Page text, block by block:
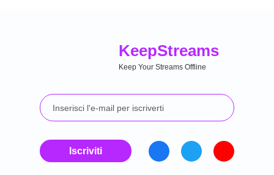
KeepStreams
Keep Your Streams Offline
Iscriviti